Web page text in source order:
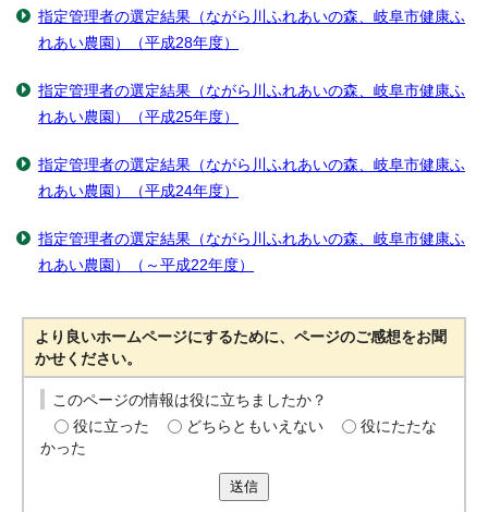
指定管理者の選定結果（ながら川ふれあいの森、岐阜市健康ふ
れあい農園）（平成28年度）
指定管理者の選定結果（ながら川ふれあいの森、岐阜市健康ふ
れあい農園）（平成25年度）
指定管理者の選定結果（ながら川ふれあいの森、岐阜市健康ふ
れあい農園）（平成24年度）
指定管理者の選定結果（ながら川ふれあいの森、岐阜市健康ふ
れあい農園）（～平成22年度）
より良いホームページにするために、ページのご感想をお聞
かせください。
このページの情報は役に立ちましたか？
役に立った
どちらともいえない
役にたたな
かった
送信